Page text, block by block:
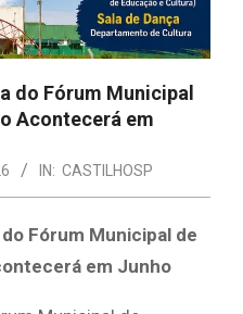
do Fórum Municipal
Acontecerá em
IN: CASTILHOSP
Fórum Municipal de
em Junho